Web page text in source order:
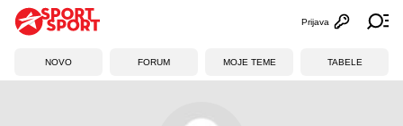
Otvori
Prijava
NOVO FORUM MOJE TEME TABELE